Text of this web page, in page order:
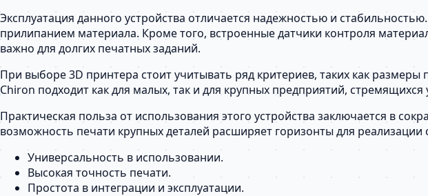
Эксплуатация данного устройства отличается надежностью и
прилипанием материала. Кроме того, встроенные датчики контроля
важно для долгих печатных заданий.
При выборе 3D принтера стоит учитывать ряд критериев, таких как
Chiron подходит как для малых, так и для крупных предприятий,
Практическая польза от использования этого устройства заключается в
возможность печати крупных деталей расширяет горизонты для
Универсальность в использовании.
Высокая точность печати.
Простота в интеграции и эксплуатации.